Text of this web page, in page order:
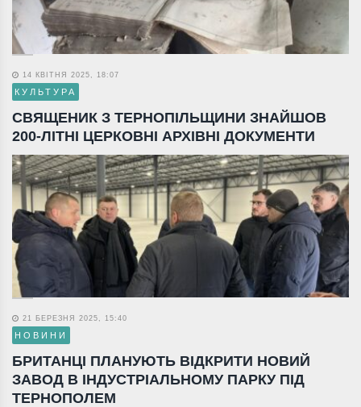
14 КВІТНЯ 2025, 18:07
КУЛЬТУРА
СВЯЩЕНИК З ТЕРНОПІЛЬЩИНИ ЗНАЙШОВ
200-ЛІТНІ ЦЕРКОВНІ АРХІВНІ ДОКУМЕНТИ
21 БЕРЕЗНЯ 2025, 15:40
НОВИНИ
БРИТАНЦІ ПЛАНУЮТЬ ВІДКРИТИ НОВИЙ
ЗАВОД В ІНДУСТРІАЛЬНОМУ ПАРКУ ПІД
ТЕРНОПОЛЕМ